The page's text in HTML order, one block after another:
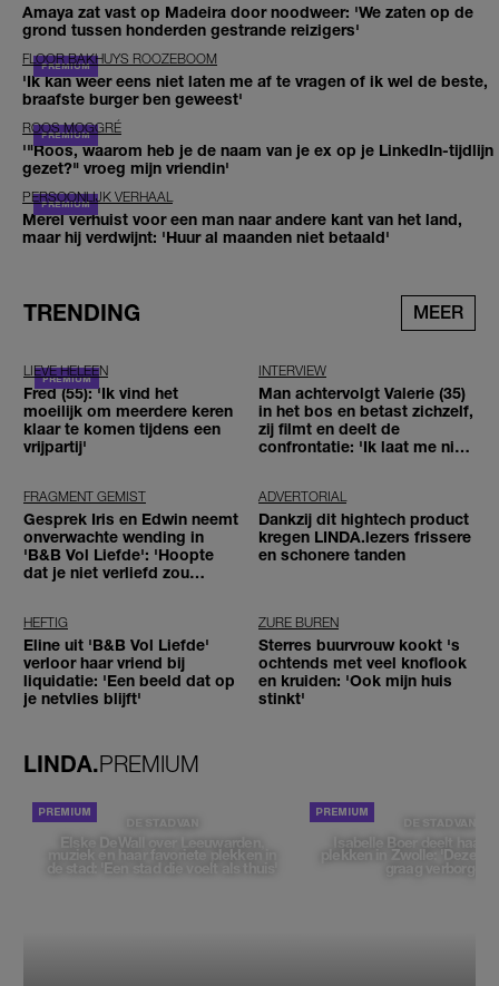
Amaya zat vast op Madeira door noodweer: 'We zaten op de
grond tussen honderden gestrande reizigers'
FLOOR BAKHUYS ROOZEBOOM
'Ik kan weer eens niet laten me af te vragen of ik wel de beste,
braafste burger ben geweest'
ROOS MOGGRÉ
'"Roos, waarom heb je de naam van je ex op je LinkedIn-tijdlijn
gezet?" vroeg mijn vriendin'
PERSOONLIJK VERHAAL
Merel verhuist voor een man naar andere kant van het land,
maar hij verdwijnt: 'Huur al maanden niet betaald'
TRENDING MEER
LIEVE HELEEN
Fred (55): 'Ik vind het
moeilijk om meerdere keren
klaar te komen tijdens een
vrijpartij'
INTERVIEW
Man achtervolgt Valerie (35)
in het bos en betast zichzelf,
zij filmt en deelt de
confrontatie: 'Ik laat me niet
FRAGMENT GEMIST
Gesprek Iris en Edwin neemt
onverwachte wending in
'B&B Vol Liefde': 'Hoopte
dat je niet verliefd zou
ADVERTORIAL
Dankzij dit hightech product
kregen LINDA.lezers frissere
en schonere tanden
HEFTIG
Eline uit 'B&B Vol Liefde'
verloor haar vriend bij
liquidatie: 'Een beeld dat op
je netvlies blijft'
ZURE BUREN
Sterres buurvrouw kookt 's
ochtends met veel knoflook
en kruiden: 'Ook mijn huis
stinkt'
LINDA.PREMIUM
DE STAD VAN
Elske DeWall over Leeuwarden,
muziek en haar favoriete plekken in
de stad: 'Een stad die voelt als thuis'
DE STAD VAN
Isabelle Boer deelt haar
plekken in Zwolle: 'Deze
graag verborgen'